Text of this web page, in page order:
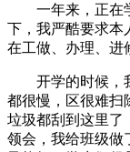
一年来，正在学
下，我严酷要求本
在工做、办理、进
开学的时候，我
都很慢，区很难扫
垃圾都刮到这里了
领会，我给班级做